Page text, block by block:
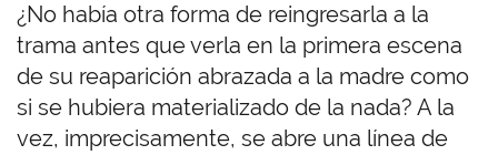
¿No había otra forma de reingresarla a la
trama antes que verla en la primera escena
de su reaparición abrazada a la madre como
si se hubiera materializado de la nada? A la
vez, imprecisamente, se abre una línea de